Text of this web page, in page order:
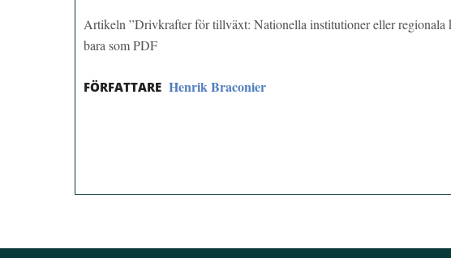
Artikeln ”Drivkrafter för tillväxt: Nationella institutioner eller
bara som PDF
FÖRFATTARE Henrik Braconier